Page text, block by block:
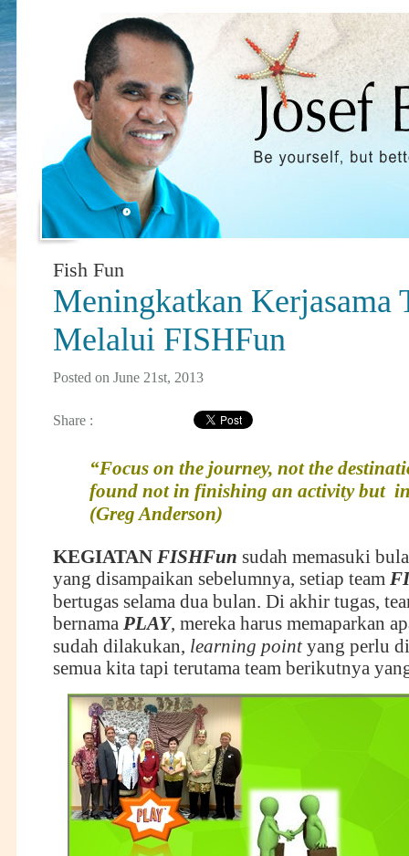
Fish Fun
Meningkatkan Kerjasama
Melalui FISHFun
Posted on June 21st, 2013
Share :
“Focus on the journey, not the
found not in finishing an activity but
(Greg Anderson)
KEGIATAN FISHFun sudah memasuki
yang disampaikan sebelumnya, setiap team
bertugas selama dua bulan. Di akhir tugas,
bernama PLAY, mereka harus memaparkan
sudah dilakukan, learning pointyang perlu
semua kita tapi terutama team berikutnya